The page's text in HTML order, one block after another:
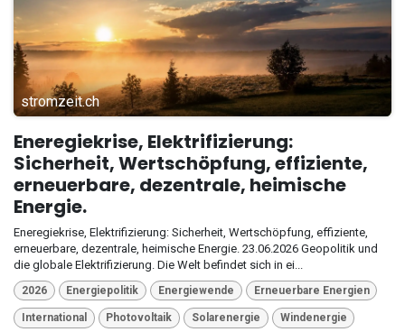
stromzeit.ch
Eneregiekrise, Elektrifizierung:
Sicherheit, Wertschöpfung, effiziente,
erneuerbare, dezentrale, heimische
Energie.
Eneregiekrise, Elektrifizierung: Sicherheit, Wertschöpfung, effiziente,
erneuerbare, dezentrale, heimische Energie. 23.06.2026 Geopolitik und
die globale Elektrifizierung. Die Welt befindet sich in ei...
2026 Energiepolitik Energiewende Erneuerbare Energien
International Photovoltaik Solarenergie
Windenergie